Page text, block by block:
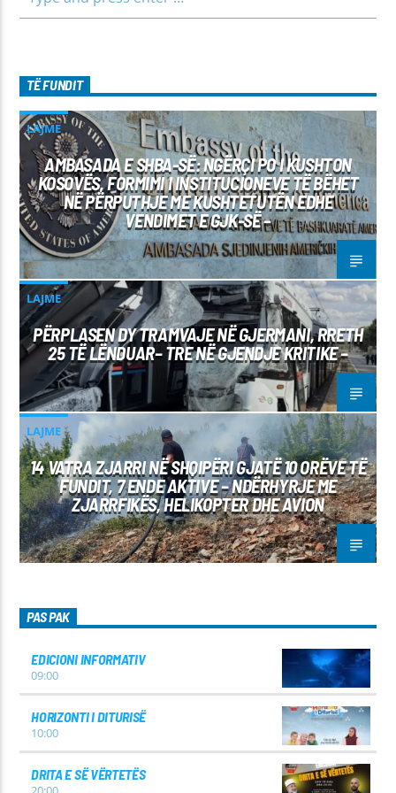
TË FUNDIT
LAJME
AMBASADA E SHBA-SË: NGËRÇI PO I KUSHTON
KOSOVËS, FORMIMI I INSTITUCIONEVE TË BËHET
NË PËRPUTHJE ME KUSHTETUTËN EDHE
VENDIMET E GJK-SË –
LAJME
PËRPLASEN DY TRAMVAJE NË GJERMANI, RRETH
25 TË LËNDUAR– TRE NË GJENDJE KRITIKE –
LAJME
14 VATRA ZJARRI NË SHQIPËRI GJATË 10 ORËVE TË
FUNDIT, 7 ENDE AKTIVE – NDËRHYRJE ME
ZJARRFIKËS, HELIKOPTER DHE AVION
PAS PAK
EDICIONI INFORMATIV
09:00
HORIZONTI I DITURISË
10:00
DRITA E SË VËRTETËS